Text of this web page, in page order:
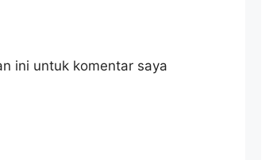
ini untuk komentar saya